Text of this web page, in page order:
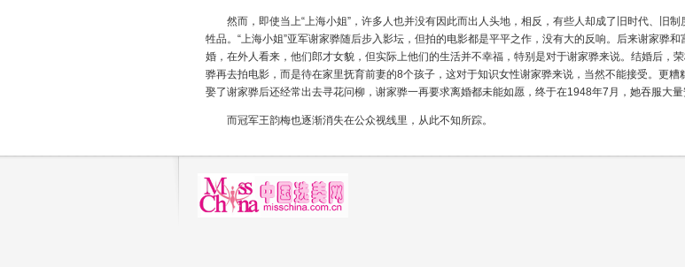
然而，即使当上“上海小姐”，许多人也并没有因此而出人头地，相反，有些人却成了旧时代、旧制
牲品。“上海小姐”亚军谢家骅随后步入影坛，但拍的电影都是平平之作，没有大的反响。后来谢家骅和
婚，在外人看来，他们郎才女貌，但实际上他们的生活并不幸福，特别是对于谢家骅来说。结婚后，
骅再去拍电影，而是待在家里抚育前妻的8个孩子，这对于知识女性谢家骅来说，当然不能接受。更糟
娶了谢家骅后还经常出去寻花问柳，谢家骅一再要求离婚都未能如愿，终于在1948年7月，她吞服大量
而冠军王韵梅也逐渐消失在公众视线里，从此不知所踪。